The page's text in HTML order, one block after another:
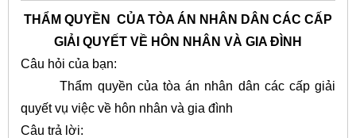
THẨM QUYỀN CỦA TÒA ÁN NHÂN DÂN CÁC CẤP
GIẢI QUYẾT VỀ HÔN NHÂN VÀ GIA ĐÌNH
Câu hỏi của bạn:
Thẩm quyền của tòa án nhân dân các cấp giải
quyết vụ việc về hôn nhân và gia đình
Câu trả lời: